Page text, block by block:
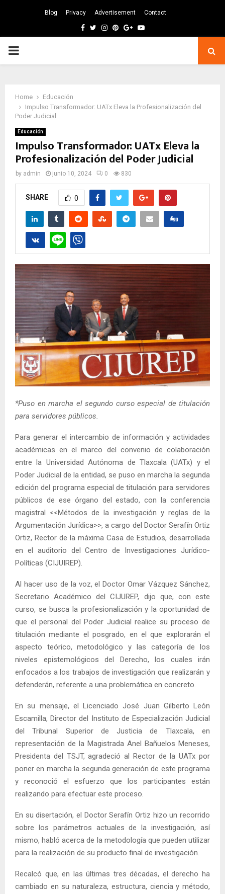
Blog Privacy Advertisement Contact
Facebook
TwitterInstagram
Pinterest
GoogleYoutube
PRIMARY
Home
Educación
Impulso Transformador: UATx Eleva la Profesionalización del
Poder Judicial
Educación
Impulso Transformador: UATx Eleva la
Profesionalización del Poder Judicial
by admin junio 10, 2024 0 830
SHARE 0
*Puso en marcha el segundo curso especial de titulación
para servidores públicos.
Para generar el intercambio de información y actividades
académicas en el marco del convenio de colaboración
entre la Universidad Autónoma de Tlaxcala (UATx) y el
Poder Judicial de la entidad, se puso en marcha la segunda
edición del programa especial de titulación para servidores
públicos de ese órgano del estado, con la conferencia
magistral <<Métodos de la investigación y reglas de la
Argumentación Jurídica>>, a cargo del Doctor Serafín Ortiz
Ortiz, Rector de la máxima Casa de Estudios, desarrollada
en el auditorio del Centro de Investigaciones Jurídico-
Políticas (CIJUIREP).
Al hacer uso de la voz, el Doctor Omar Vázquez Sánchez,
Secretario Académico del CIJUREP, dijo que, con este
curso, se busca la profesionalización y la oportunidad de
que el personal del Poder Judicial realice su proceso de
titulación mediante el posgrado, en el que explorarán el
aspecto teórico, metodológico y las categoría de los
niveles epistemológicos del Derecho, los cuales irán
enfocados a los trabajos de investigación que realizarán y
defenderán, referente a una problemática en concreto.
En su mensaje, el Licenciado José Juan Gilberto León
Escamilla, Director del Instituto de Especialización Judicial
del Tribunal Superior de Justicia de Tlaxcala, en
representación de la Magistrada Anel Bañuelos Meneses,
Presidenta del TSJT, agradeció al Rector de la UATx por
poner en marcha la segunda generación de este programa
y reconoció el esfuerzo que los participantes están
realizando para efectuar este proceso.
En su disertación, el Doctor Serafín Ortiz hizo un recorrido
sobre los parámetros actuales de la investigación, así
mismo, habló acerca de la metodología que pueden utilizar
para la realización de su producto final de investigación.
Recalcó que, en las últimas tres décadas, el derecho ha
cambiado en su naturaleza, estructura, ciencia y método,